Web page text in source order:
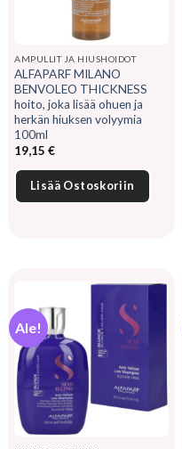
AMPULLIT JA HIUSHOIDOT
ALFAPARF MILANO
BENVOLEO THICKNESS
hoito, joka lisää ohuen ja
herkän hiuksen volyymia
100ml
19,15 €
Lisää Ostoskoriin
Ale!